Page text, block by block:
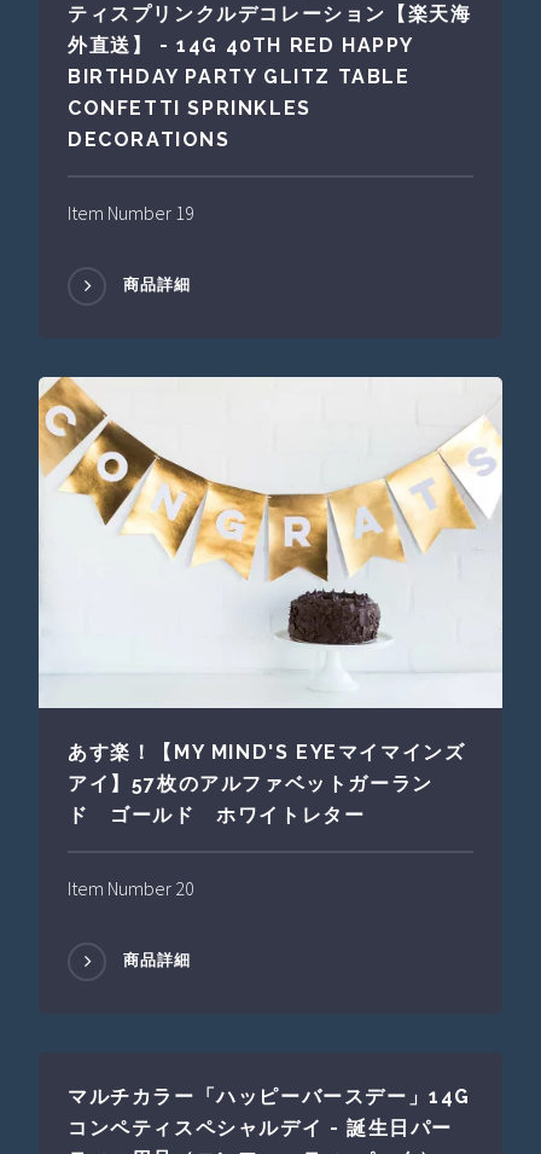
ティスプリンクルデコレーション【楽天海
外直送】 - 14G 40TH RED HAPPY
BIRTHDAY PARTY GLITZ TABLE
CONFETTI SPRINKLES
DECORATIONS
Item Number 19
商品詳細
あす楽！【MY MIND'S EYEマイマインズ
アイ】57枚のアルファベットガーラン
ド ゴールド ホワイトレター
Item Number 20
商品詳細
マルチカラー「ハッピーバースデー」14G
コンペティスペシャルデイ - 誕生日パー